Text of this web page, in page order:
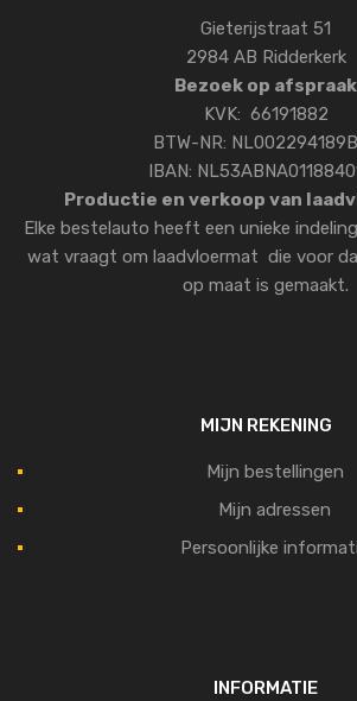
Gieterijstraat 51
2984 AB Ridderkerk
Bezoek op afspraak
KVK: 66191882
BTW-NR:
IBAN:
Productie en verkoop van
Elke bestelauto heeft een unieke
wat vraagt om laadvloermat die voor
op maat is gemaakt.
MIJN REKENING
Mijn bestellingen
Mijn adressen
Persoonlijke
INFORMATIE